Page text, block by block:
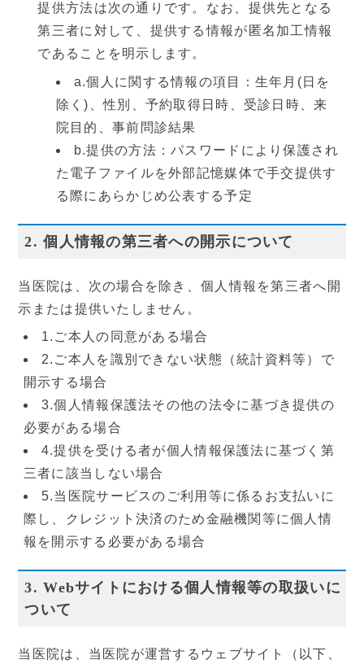
提供方法は次の通りです。なお、提供先となる
第三者に対して、提供する情報が匿名加工情報
であることを明示します。
a.個人に関する情報の項目：生年月(日を
除く)、性別、予約取得日時、受診日時、来
院目的、事前問診結果
b.提供の方法：パスワードにより保護され
た電子ファイルを外部記憶媒体で手交提供す
る際にあらかじめ公表する予定
2. 個人情報の第三者への開示について
当医院は、次の場合を除き、個人情報を第三者へ開
示または提供いたしません。
1.ご本人の同意がある場合
2.ご本人を識別できない状態（統計資料等）で
開示する場合
3.個人情報保護法その他の法令に基づき提供の
必要がある場合
4.提供を受ける者が個人情報保護法に基づく第
三者に該当しない場合
5.当医院サービスのご利用等に係るお支払いに
際し、クレジット決済のため金融機関等に個人情
報を開示する必要がある場合
3. Webサイトにおける個人情報等の取扱いに
ついて
当医院は、当医院が運営するウェブサイト（以下、
当院の取り組み・院内掲示
受付時間・アクセス
診療カレンダー
採用情報